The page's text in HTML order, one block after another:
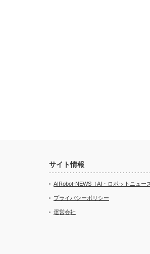
サイト情報
AIRobot-NEWS（AI・ロボットニュー
プライバシーポリシー
運営会社